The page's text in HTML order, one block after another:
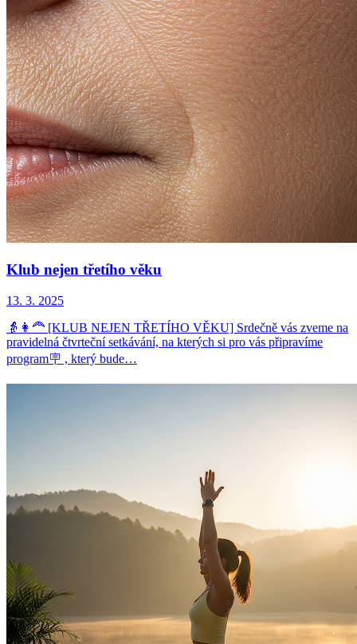
Klub nejen třetího věku
13. 3. 2025
👵👩‍🦰 [KLUB NEJEN TŘETÍHO VĚKU] Srdečně vás zveme na
pravidelná čtvrteční setkávání, na kterých si pro vás připravíme
program🪧 , který bude…